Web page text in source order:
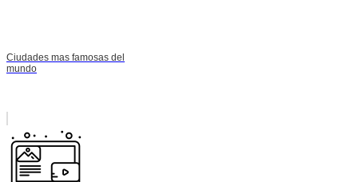
Ciudades mas famosas del
mundo